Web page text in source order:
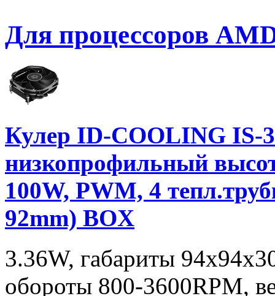
Для процессоров
Кулер ID-COOLING
низкопрофильный
100W, PWM, 4
92mm) BOX
3.36W, габариты
обороты 800-3600RPM,